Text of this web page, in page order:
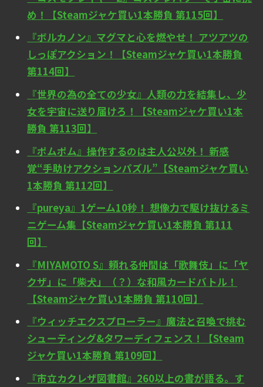
め！【Steamジャケ買い1本勝負 第115回】
『ボルカノン』マグマと心を燃やせ！ アツアツの
しっぽアクション！【Steamジャケ買い1本勝負
第114回】
『世界の為の全ての少女』人類の力を結集し、少
女を宇宙に送り届けろ！【Steamジャケ買い1本
勝負 第113回】
『ポムポム』操作するのは主人公以外！ 新感
覚“手助けアクションパズル”【Steamジャケ買い
1本勝負 第112回】
『pureya』1ゲーム10秒！ 想像力で駆け抜けるミ
ニゲーム集【Steamジャケ買い1本勝負 第111
回】
『MIYAMOTO S』頼れる仲間は「歌舞伎」に「ヤ
クザ」に「柴犬」（？）な和風カードバトル！
【Steamジャケ買い1本勝負 第110回】
『ウィッチエクスプローラー』魔法と召喚で挑む
シューティング&タワーディフェンス！【Steam
ジャケ買い1本勝負 第109回】
『市立カクレザ図書館』260以上の書が語る。す